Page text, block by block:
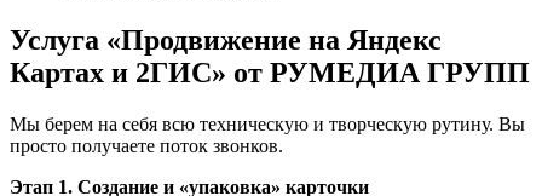
Услуга «Продвижение на Яндекс
Картах и 2ГИС» от РУМЕДИА ГРУПП
Мы берем на себя всю техническую и творческую рутину. Вы
просто получаете поток звонков.
Этап 1. Создание и «упаковка» карточки